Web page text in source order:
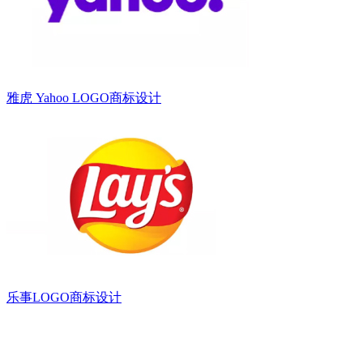
雅虎 Yahoo LOGO商标设计
乐事LOGO商标设计